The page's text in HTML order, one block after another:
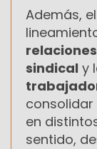
Además,
sindical y
en
sentido,